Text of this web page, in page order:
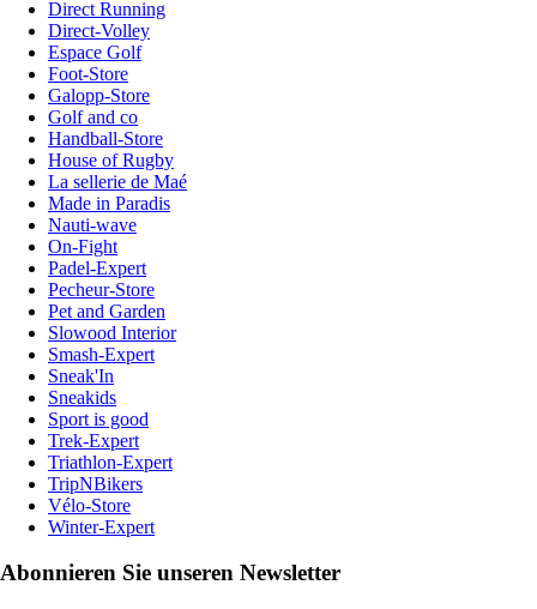
Direct Running
Direct-Volley
Espace Golf
Foot-Store
Galopp-Store
Golf and co
Handball-Store
House of Rugby
La sellerie de Maé
Made in Paradis
Nauti-wave
On-Fight
Padel-Expert
Pecheur-Store
Pet and Garden
Slowood Interior
Smash-Expert
Sneak'In
Sneakids
Sport is good
Trek-Expert
Triathlon-Expert
TripNBikers
Vélo-Store
Winter-Expert
Abonnieren Sie unseren Newsletter